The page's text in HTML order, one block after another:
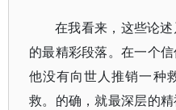
在我看来，这些论
的最精彩段落。在一个
他没有向世人推销一种
救。的确，就最深层的